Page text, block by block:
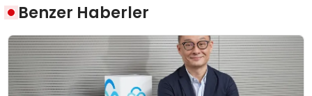
Benzer Haberler